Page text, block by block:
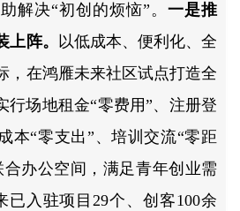
解决“初创的烦恼”。一是推
上阵。 以低成本、便利化、全
，在鸿雁未来社区试点打造全
行场地租金“零费用”、注册登
本“零支出”、培训交流“零距
办公空间，满足青年创业需
已入驻项目29个、创客100余